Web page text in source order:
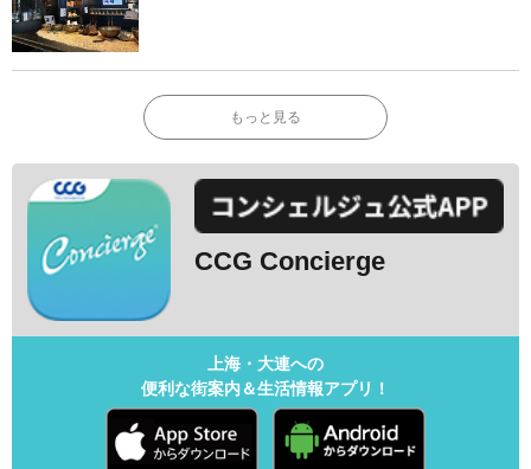
もっと見る
CCG Concierge
上海・大連への
便利な街案内＆生活情報アプリ！